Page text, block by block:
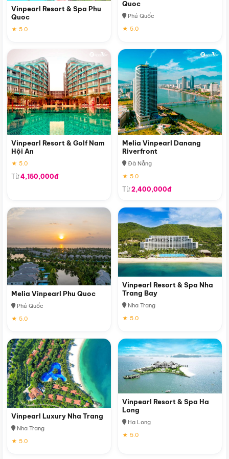
Vinpearl Resort & Spa Phu
Quoc
★ 5.0
Quoc
Phú Quốc
★ 5.0
Vinpearl Resort & Golf Nam
Hội An
★ 5.0
Từ4,150,000đ
Melia Vinpearl Danang
Riverfront
Đà Nẵng
★ 5.0
Từ2,400,000đ
Melia Vinpearl Phu Quoc
Phú Quốc
★ 5.0
Vinpearl Resort & Spa Nha
Trang Bay
Nha Trang
★ 5.0
Vinpearl Luxury Nha Trang
Nha Trang
★ 5.0
Vinpearl Resort & Spa Ha
Long
Hạ Long
★ 5.0